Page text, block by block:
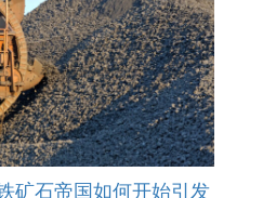
矿石帝国如何开始引发